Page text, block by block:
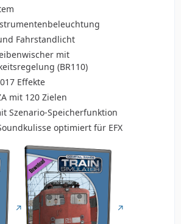
Fahrstandlicht
mit
(BR110)
Effekte
mit 120 Zielen
Szenario-Speicherfunktion
optimiert für EFX